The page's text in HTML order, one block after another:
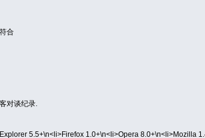
合
对谈纪录.
5.5+\n<li>Firefox 1.0+\n<li>Opera 8.0+\n<li>Mozilla